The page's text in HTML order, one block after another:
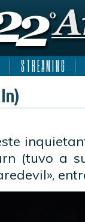
S T R E A M I N G
(tuvo a